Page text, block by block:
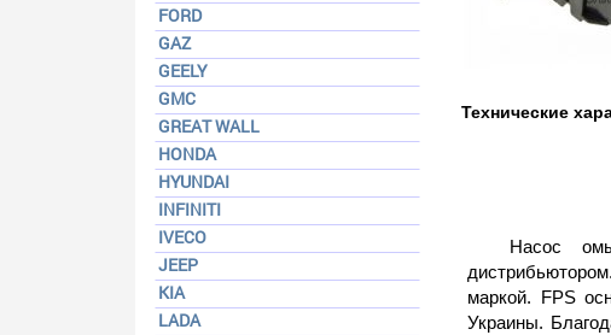
FORD
GAZ
GEELY
GMC
GREAT WALL
HONDA
HYUNDAI
INFINITI
IVECO
JEEP
KIA
LADA
Технические
Насос
маркой. FPS
Украины.